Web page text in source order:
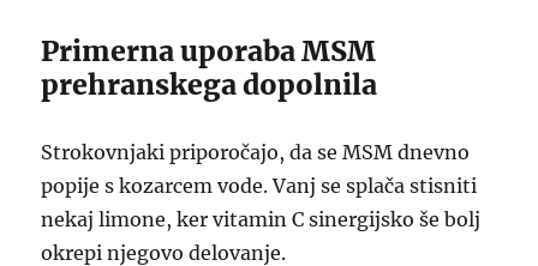
Primerna uporaba MSM
prehranskega dopolnila
Strokovnjaki priporočajo, da se MSM dnevno
popije s kozarcem vode. Vanj se splača stisniti
nekaj limone, ker vitamin C sinergijsko še bolj
okrepi njegovo delovanje.